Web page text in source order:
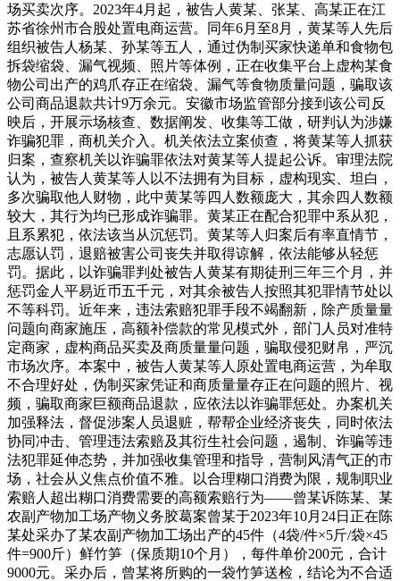
场买卖次序。2023年4月起，被告人黄某、张某、高某正在江
苏省徐州市合股处置电商运营。同年6月至8月，黄某等人先后
组织被告人杨某、孙某等五人，通过伪制买家快递单和食物包
拆袋缩袋、漏气视频、照片等体例，正在收集平台上虚构某食
物公司出产的鸡爪存正在缩袋、漏气等食物质量问题，骗取该
公司商品退款共计9万余元。安徽市场监管部分接到该公司反
映后，开展示场核查、数据阐发、收集等工做，研判认为涉嫌
诈骗犯罪，商机关介入。机关依法立案侦查，将黄某等人抓获
归案，查察机关以诈骗罪依法对黄某等人提起公诉。审理法院
认为，被告人黄某等人以不法拥有为目标，虚构现实、坦白，
多次骗取他人财物，此中黄某等四人数额庞大，其余四人数额
较大，其行为均已形成诈骗罪。黄某正在配合犯罪中系从犯，
且系累犯，依法该当从沉惩罚。黄某等人归案后有率直情节，
志愿认罚，退赔被害公司丧失并取得谅解，依法能够从轻惩
罚。据此，以诈骗罪判处被告人黄某有期徒刑三年三个月，并
惩罚金人平易近币五千元，对其余被告人按照其犯罪情节处以
不等科罚。近年来，违法索赔犯罪手段不竭翻新，除产质量量
问题向商家施压，高额补偿款的常见模式外，部门人员对准特
定商家，虚构商品买卖及商质量量问题，骗取侵犯财帛，严沉
市场次序。本案中，被告人黄某等人原处置电商运营，为牟取
不合理好处，伪制买家凭证和商质量量存正在问题的照片、视
频，骗取商家巨额商品退款，应依法以诈骗罪惩处。办案机关
加强释法，督促涉案人员退赃，帮帮企业经济丧失，同时依法
协同冲击、管理违法索赔及其衍生社会问题，遏制、诈骗等违
法犯罪延伸态势，并加强收集管理和指导，营制风清气正的市
场，社会从义焦点价值不雅。以合理糊口消费为限，规制职业
索赔人超出糊口消费需要的高额索赔行为——曾某诉陈某、某
农副产物加工场产物义务胶葛案曾某于2023年10月24日正在陈
某处采办了某农副产物加工场出产的45件（4袋/件×5斤/袋×45
件=900斤）鲜竹笋（保质期10个月），每件单价200元，合计
9000元。采办后，曾某将所购的一袋竹笋送检，结论为不合适